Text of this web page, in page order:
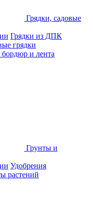
Грядки, садовые
Грядки из ДПК
грядки
и лента
Грунты и
Удобрения
растений